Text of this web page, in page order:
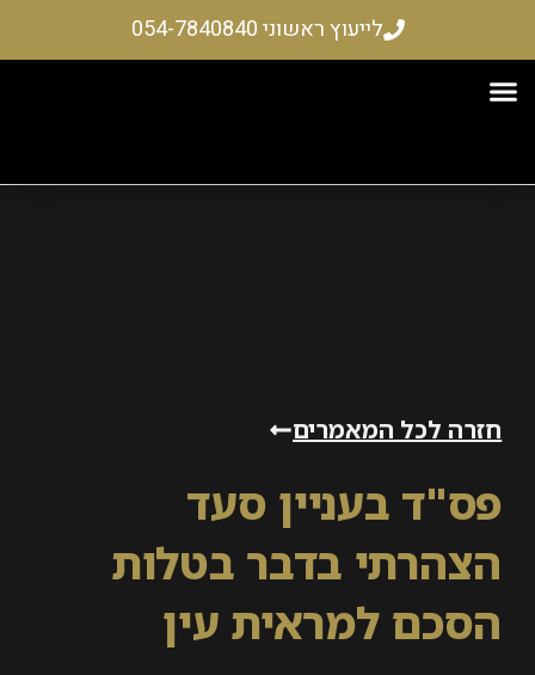
לייעוץ ראשוני 054-7840840
לכל המאמרים
בעניין סעד
בדבר בטלות
למראית עין